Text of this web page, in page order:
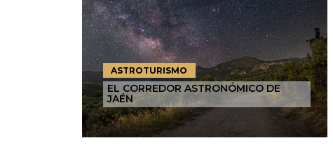
ASTROTURISMO
EL CORREDOR ASTRONÓMICO DE
JAÉN